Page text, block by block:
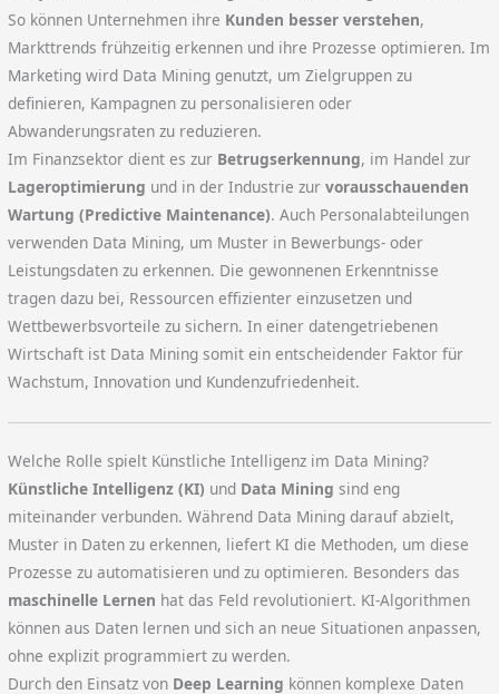
So können Unternehmen ihre Kunden besser verstehen,
Markttrends frühzeitig erkennen und ihre Prozesse optimieren. Im
Marketing wird Data Mining genutzt, um Zielgruppen zu
definieren, Kampagnen zu personalisieren oder
Abwanderungsraten zu reduzieren.
Im Finanzsektor dient es zur Betrugserkennung, im Handel zur
Lageroptimierung und in der Industrie zurvorausschauenden
Wartung (Predictive Maintenance). Auch Personalabteilungen
verwenden Data Mining, um Muster in Bewerbungs- oder
Leistungsdaten zu erkennen. Die gewonnenen Erkenntnisse
tragen dazu bei, Ressourcen effizienter einzusetzen und
Wettbewerbsvorteile zu sichern. In einer datengetriebenen
Wirtschaft ist Data Mining somit ein entscheidender Faktor für
Wachstum, Innovation und Kundenzufriedenheit.
Welche Rolle spielt Künstliche Intelligenz im Data Mining?
Künstliche Intelligenz (KI) und Data Mining sind eng
miteinander verbunden. Während Data Mining darauf abzielt,
Muster in Daten zu erkennen, liefert KI die Methoden, um diese
Prozesse zu automatisieren und zu optimieren. Besonders das
maschinelle Lernen hat das Feld revolutioniert. KI-Algorithmen
können aus Daten lernen und sich an neue Situationen anpassen,
ohne explizit programmiert zu werden.
Durch den Einsatz von Deep Learning können komplexe Daten